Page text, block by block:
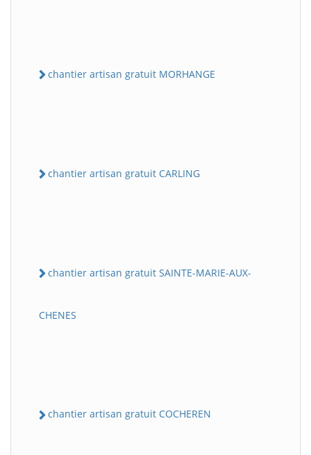
chantier artisan gratuit MORHANGE
chantier artisan gratuit CARLING
chantier artisan gratuit SAINTE-MARIE-AUX-
CHENES
chantier artisan gratuit COCHEREN